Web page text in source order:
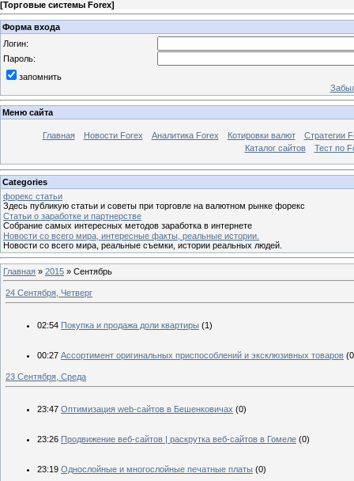
[Торговые системы Forex]
Форма входа
Логин:
Пароль:
запомнить
Меню сайта
Главная Новости Forex Аналитика Forex Котировки валют
Стратегии
Каталог сайтов
Тест по
Categories
форекс статьи
Здесь публикую статьи и советы при торговле на валютном рынке форекс
Статьи о заработке и партнерстве
Собрание самых интересных методов заработка в интернете
Новости со всего мира, интересные факты, реальные истории.
Новости со всего мира, реальные съемки, истории реальных людей.
Главная » 2015 » Сентябрь
24 Сентября, Четверг
02:54 Покупка и продажа доли квартиры (1)
00:27 Ассортимент оригинальных приспособлений и эксклюзивных товаров
23 Сентября, Среда
23:47 Оптимизация web-сайтов в Бешенковичах (0)
23:26 Продвижение веб-сайтов | раскрутка веб-сайтов в Гомеле (0)
23:19 Однослойные и многослойные печатные платы (0)